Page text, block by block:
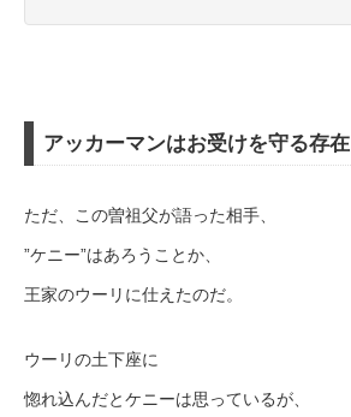
アッカーマンはお受けを守る存在
ただ、この曽祖父が語った相手、
”ケニー”はあろうことか、
王家のウーリに仕えたのだ。
ウーリの土下座に
惚れ込んだとケニーは思っているが、